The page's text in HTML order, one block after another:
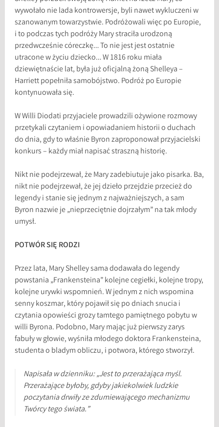
wywołało nie lada kontrowersje, byli nawet wykluczeni w
szanowanym towarzystwie. Podróżowali więc po Europie,
i to podczas tych podróży Mary straciła urodzoną
przedwcześnie córeczkę… To nie jest jest ostatnie
utracone w życiu dziecko… W 1816 roku miała
dziewiętnaście lat, była już oficjalną żoną Shelleya –
Harriett popełniła samobójstwo. Podróż po Europie
kontynuowała się.
W Willi Diodati przyjaciele prowadzili ożywione rozmowy
przetykali czytaniem i opowiadaniem historii o duchach
do dnia, gdy to właśnie Byron zaproponował przyjacielski
konkurs – każdy miał napisać straszną historię.
Nikt nie podejrzewał, że Mary zadebiutuje jako pisarka. Ba,
nikt nie podejrzewał, że jej dzieło przejdzie przecież do
legendy i stanie się jednym z najważniejszych, a sam
Byron nazwie je „nieprzeciętnie dojrzałym” na tak młody
umysł.
POTWÓR SIĘ RODZI
Przez lata, Mary Shelley sama dodawała do legendy
powstania „Frankensteina” kolejne cegiełki, kolejne tropy,
kolejne urywki wspomnień. W jednym z nich wspomina
senny koszmar, który pojawił się po dniach snucia i
czytania opowieści grozy tamtego pamiętnego pobytu w
willi Byrona. Podobno, Mary mając już pierwszy zarys
fabuły w głowie, wyśniła młodego doktora Frankensteina,
studenta o bladym obliczu, i potwora, którego stworzył.
Napisała w dzienniku: „Jest to przerażająca myśl.
Przerażające byłoby, gdyby jakiekolwiek ludzkie
poczytania drwiły ze zdumiewającego mechanizmu
Twórcy tego świata.”